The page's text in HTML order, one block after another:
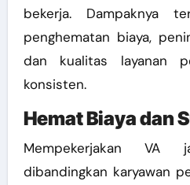
bekerja. Dampaknya
penghematan biaya,
dan kualitas layanan
konsisten.
Hemat Biaya dan
Mempekerjakan
dibandingkan karyawan